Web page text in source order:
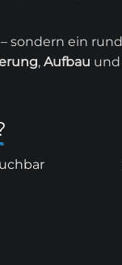
sondern ein
, Aufbau und